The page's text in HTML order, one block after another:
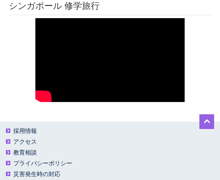
シンガポール 修学旅行
採用情報
アクセス
教育相談
プライバシーポリシー
災害発生時の対応